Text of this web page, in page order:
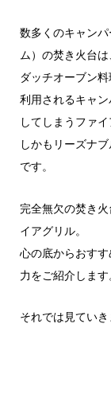
数多くのキャン
ム）の焚き火台
ダッチオーブン
利用されるキャ
してしまうファ
しかもリーズナ
です。
完全無欠の焚き
イアグリル。
心の底からおす
力をご紹介します
それでは見ていき